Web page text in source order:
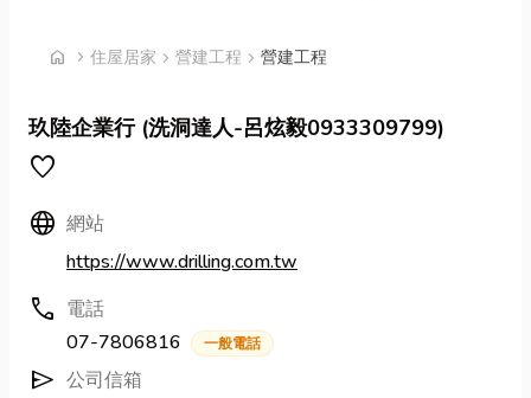
home chevron_right 首頁
住屋居家 chevron_right 營建工程 chevron_right 營建工程
玖陸企業行 (洗洞達人-呂炫毅0933309799)
favorite
Language 網站
https://www.drilling.com.tw
call 電話
07-7806816
一般電話
send 公司信箱